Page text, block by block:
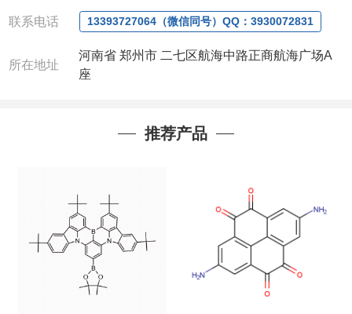
联系人: 沈晓东(欢迎致电,或QQ、微信联系)
联系电话 13393727064（微信同号）QQ：3930072831
所在地址
河南省 郑州市 二七区航海中路正商航海广场A
座
推荐产品